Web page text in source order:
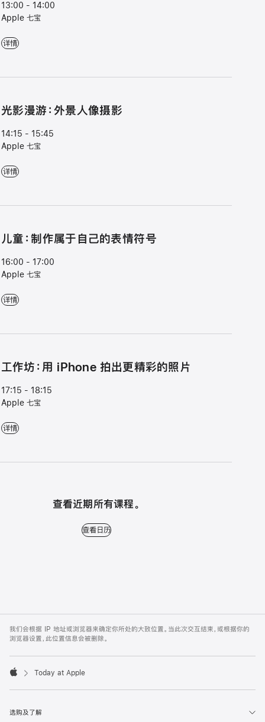
13:00 - 14:00
Apple 七宝
轻松入门：iPhone - 13:00 - 14:00 - Apple 七宝
详情
光⁠影漫⁠游⁠：外⁠景人⁠像摄⁠影
14:15 - 15:45
Apple 七宝
光⁠影漫⁠游⁠：外⁠景人⁠像摄⁠影 - 14:15 - 15:45 - Apple 七宝
详情
儿⁠童⁠：制⁠作属⁠于自⁠己的表⁠情符⁠号
16:00 - 17:00
Apple 七宝
儿⁠童⁠：制⁠作属⁠于自⁠己的表⁠情符⁠号 - 16:00 - 17:00 - Apple 七宝
详情
工作坊：用 iPhone 拍出更精彩的照片
17:15 - 18:15
Apple 七宝
工作坊：用 iPhone 拍出更精彩的照片 - 17:15 - 18:15 - Apple 七宝
详情
查看近期所有课程。
查看日历 - 查看近期所有课程。
查看日历
Footer
我们会根据 IP 地址或浏览器来确定你所处的大致位置。当此次交互结束，或根据你的
浏览器设置，此位置信息会被删除。
Today at Apple
选购及了解